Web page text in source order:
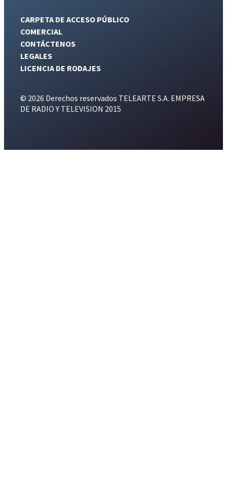
CARPETA DE ACCESO PÚBLICO
COMERCIAL
CONTÁCTENOS
LEGALES
LICENCIA DE RODAJES
© 2026 Derechos reservados TELEARTE S.A. EMPRESA
DE RADIO Y TELEVISION 2015